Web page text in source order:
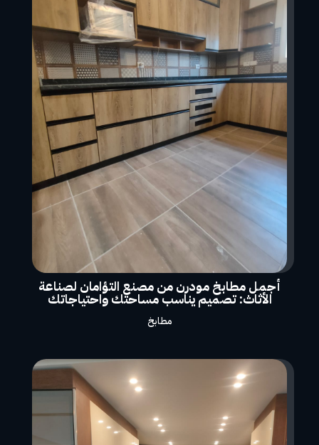
أجمل مطابخ مودرن من مصنع التؤامان لصناعة
الأثاث: تصميم يناسب مساحتك واحتياجاتك
مطابخ